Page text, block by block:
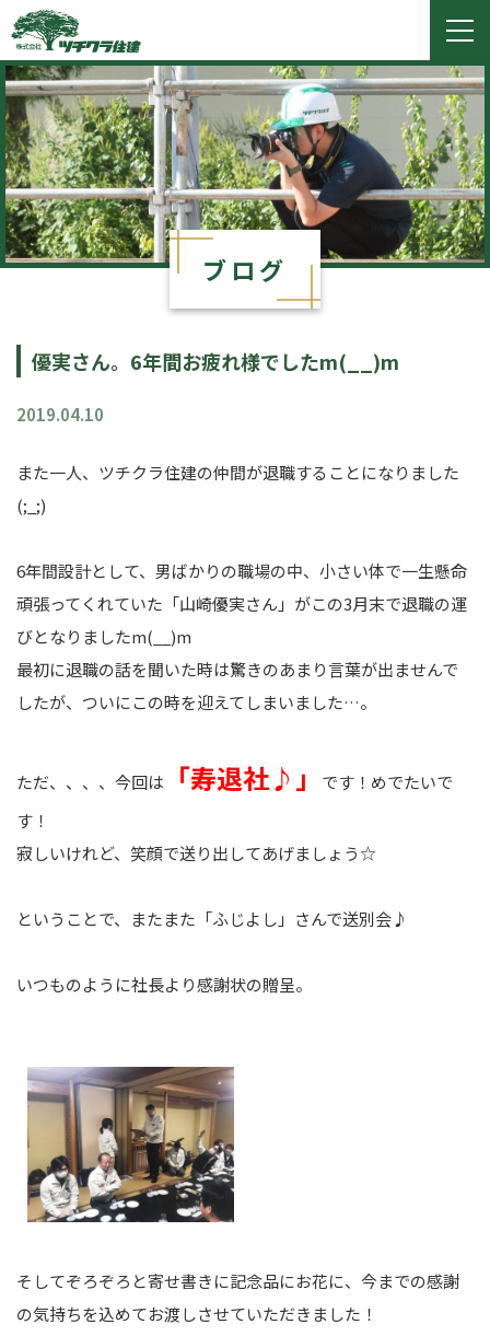
ブログ
優実さん。6年間お疲れ様でしたm(__)m
2019.04.10
また一人、ツチクラ住建の仲間が退職することになりました
(;_;)
6年間設計として、男ばかりの職場の中、小さい体で一生懸命
頑張ってくれていた「山崎優実さん」がこの3月末で退職の運
びとなりましたm(__)m
最初に退職の話を聞いた時は驚きのあまり言葉が出ませんで
したが、ついにこの時を迎えてしまいました…。
ただ、、、、今回は 「寿退社♪」
です！めでたいで
す！
寂しいけれど、笑顔で送り出してあげましょう☆
ということで、またまた「ふじよし」さんで送別会♪
いつものように社長より感謝状の贈呈。
そしてぞろぞろと寄せ書きに記念品にお花に、今までの感謝
の気持ちを込めてお渡しさせていただきました！